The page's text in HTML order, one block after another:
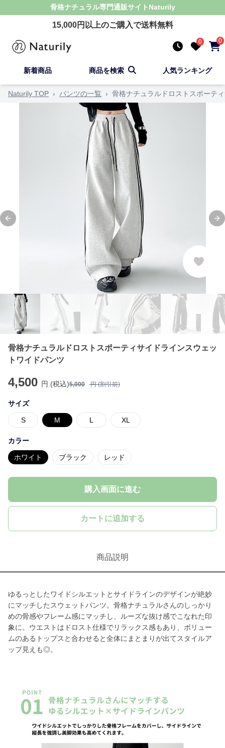
骨格ナチュラル専門通販サイト Naturily
15,000円以上のご購入で送料無料
0 0
新着商品 商品を検索 人気ランキング
Naturily TOP › パンツの一覧 › 骨格ナチュラルドロストスポーテ
Previous slide
骨格ナチュラルドロストスポーティサイドラインスウェッ
トワイドパンツ
4,500 円 (税込)5,000 円 (割引前)
サイズ
S M L XL
カラー
ホワイト ブラック レッド
購入画面に進む
カートに追加する
商品説明
ゆるっとしたワイドシルエットとサイドラインのデザインが絶妙
にマッチしたスウェットパンツ。骨格ナチュラルさんのしっかり
めの骨感やフレーム感にマッチし、ルーズな抜け感でこなれた印
象に。ウエストはドロスト仕様でリラックス感もあり、ボリュー
ムのあるトップスと合わせると全体にまとまりが出てスタイルア
ップ見えも◎。